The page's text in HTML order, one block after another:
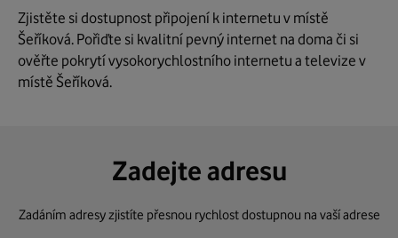
Zjistěte si dostupnost připojení k internetu v místě
Šeříková. Pořiďte si kvalitní pevný internet na doma či si
ověřte pokrytí vysokorychlostního internetu a televize v
místě Šeříková.
Zadejte adresu
Zadáním adresy zjistíte přesnou rychlost dostupnou na vaší adrese